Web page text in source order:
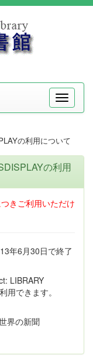
メ
ニ
の利用について
の利用
きご利用いただけ
年6月30日で終了
LIBRARY
用できます。
界の新聞